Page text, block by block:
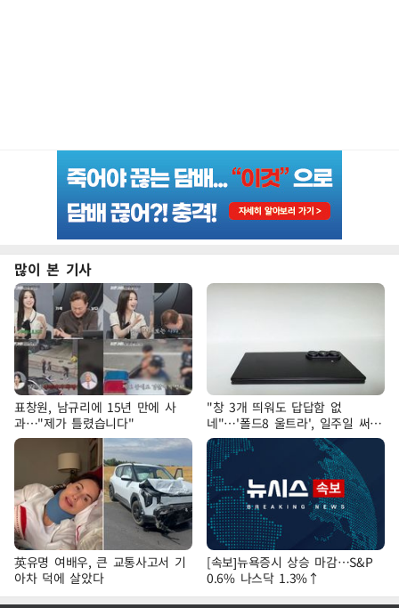
많이 본 기사
표창원, 남규리에 15년 만에 사
과…"제가 틀렸습니다"
"창 3개 띄워도 답답함 없
네"…'폴드8 울트라', 일주일 써보
니
英유명 여배우, 큰 교통사고서 기
아차 덕에 살았다
[속보]뉴욕증시 상승 마감…S&P
0.6% 나스닥 1.3%↑